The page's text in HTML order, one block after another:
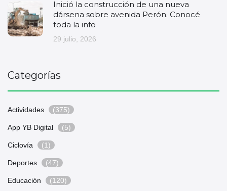
Inició la construcción de una nueva
dársena sobre avenida Perón. Conocé
toda la info
29 julio, 2026
Categorías
Actividades (375)
App YB Digital (5)
Ciclovía (1)
Deportes (47)
Educación (120)